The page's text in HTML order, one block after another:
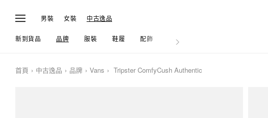
男裝 女裝 中古逸品
新到貨品 品牌 服裝 鞋履 配飾 生活
首頁 中古逸品 品牌 Vans Tripster ComfyCush Authentic